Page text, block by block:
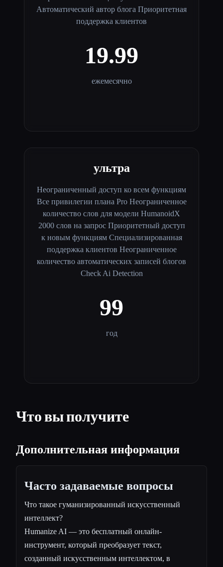
Автоматический автор блога Приоритетная
поддержка клиентов
19.99
ежемесячно
ультра
Неограниченный доступ ко всем функциям
Все привилегии плана Pro Неограниченное
количество слов для модели HumanoidX
2000 слов на запрос Приоритетный доступ
к новым функциям Специализированная
поддержка клиентов Неограниченное
количество автоматических записей блогов
Check Ai Detection
99
год
Что вы получите
Дополнительная информация
Часто задаваемые вопросы
Что такое гуманизированный искусственный
интеллект?
Humanize AI — это бесплатный онлайн-
инструмент, который преобразует текст,
созданный искусственным интеллектом, в